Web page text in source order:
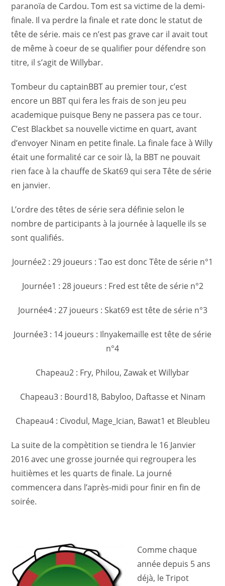
paranoïa de Cardou. Tom est sa victime de la demi-
finale. Il va perdre la finale et rate donc le statut de
tête de série. mais ce n’est pas grave car il avait tout
de même à coeur de se qualifier pour défendre son
titre, il s’agit de Willybar.
Tombeur du captainBBT au premier tour, c’est
encore un BBT qui fera les frais de son jeu peu
academique puisque Beny ne passera pas ce tour.
C’est Blackbet sa nouvelle victime en quart, avant
d’envoyer Ninam en petite finale. La finale face à Willy
était une formalité car ce soir là, la BBT ne pouvait
rien face à la chauffe de Skat69 qui sera Tête de série
en janvier.
L’ordre des têtes de série sera définie selon le
nombre de participants à la journée à laquelle ils se
sont qualifiés.
Journée2 : 29 joueurs : Tao est donc Tête de série n°1
Journée1 : 28 joueurs : Fred est tête de série n°2
Journée4 : 27 joueurs : Skat69 est tête de série n°3
Journée3 : 14 joueurs : Ilnyakemaille est tête de série
n°4
Chapeau2 : Fry, Philou, Zawak et Willybar
Chapeau3 : Bourd18, Babyloo, Daftasse et Ninam
Chapeau4 : Civodul, Mage_Ician, Bawat1 et Bleubleu
La suite de la compètition se tiendra le 16 Janvier
2016 avec une grosse journée qui regroupera les
huitièmes et les quarts de finale. La journé
commencera dans l’après-midi pour finir en fin de
soirée.
Comme chaque
année depuis 5 ans
déjà, le Tripot